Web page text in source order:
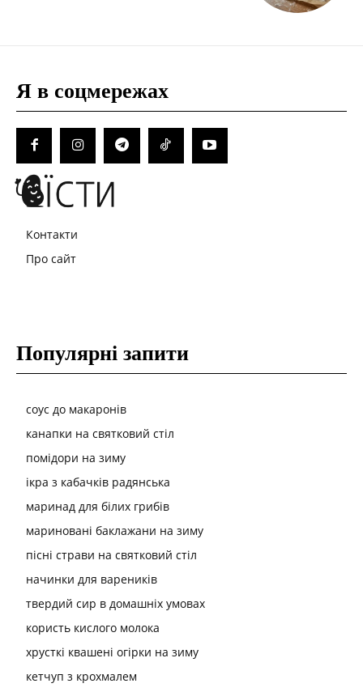
Я в соцмережах
Контакти
Про сайт
Популярні запити
соус до макаронів
канапки на святковий стіл
помідори на зиму
ікра з кабачків радянська
маринад для білих грибів
мариновані баклажани на зиму
пісні страви на святковий стіл
начинки для вареників
твердий сир в домашніх умовах
користь кислого молока
хрусткі квашені огірки на зиму
кетчуп з крохмалем